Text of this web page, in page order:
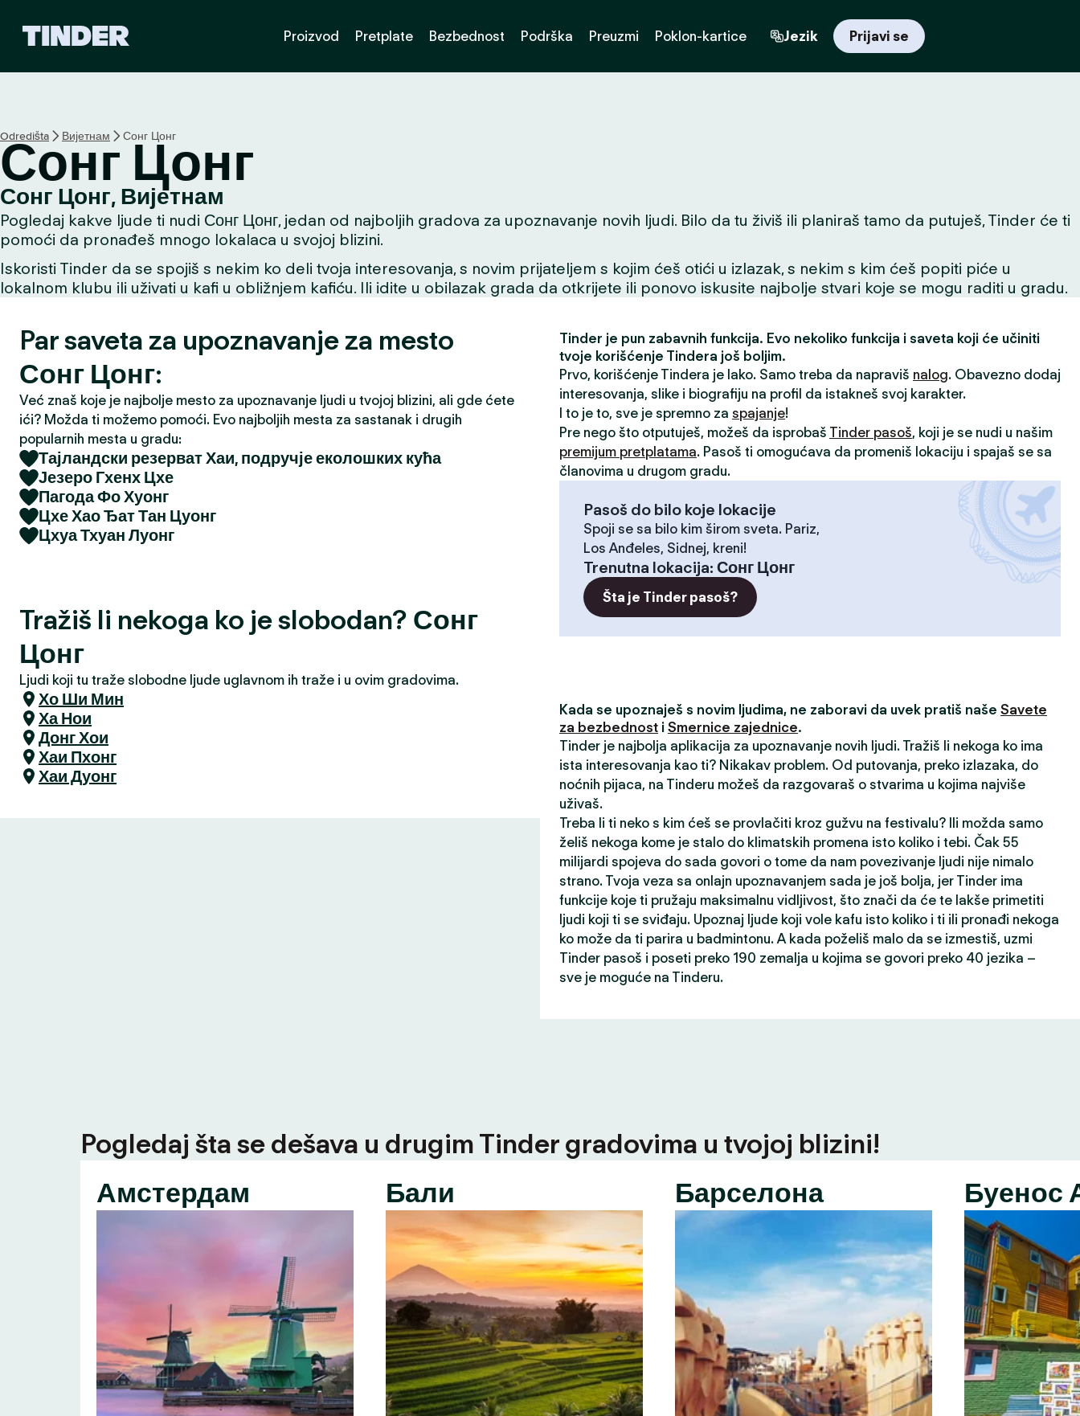
p
t
n
a
t
r
i
c
a
Proizvod Pretplate Bezbednost Podrška Preuzmi Poklon-kartice Jezik Prijavi se
Odredišta Вијетнам Сонг Цонг
Сонг Цонг
Сонг Цонг, Вијетнам
Pogledaj kakve ljude ti nudi Сонг Цонг, jedan od najboljih gradova za upoznavanje novih ljudi. Bilo da tu živiš ili planiraš tamo da putuješ, Tinder će ti
pomoći da pronađeš mnogo lokalaca u svojoj blizini.
Iskoristi Tinder da se spojiš s nekim ko deli tvoja interesovanja, s novim prijateljem s kojim ćeš otići u izlazak, s nekim s kim ćeš popiti piće u
lokalnom klubu ili uživati u kafi u obližnjem kafiću. Ili idite u obilazak grada da otkrijete ili ponovo iskusite najbolje stvari koje se mogu raditi u gradu.
Par saveta za upoznavanje za mesto
Сонг Цонг:
Već znaš koje je najbolje mesto za upoznavanje ljudi u tvojoj blizini, ali gde ćete
ići? Možda ti možemo pomoći. Evo najboljih mesta za sastanak i drugih
popularnih mesta u gradu:
Тајландски резерват Хаи, подручје еколошких кућа
Језеро Гхенх Цхе
Пагода Фо Хуонг
Цхе Хао Ђат Тан Цуонг
Цхуа Тхуан Луонг
Tražiš li nekoga ko je slobodan? Сонг
Цонг
Ljudi koji tu traže slobodne ljude uglavnom ih traže i u ovim gradovima.
Хо Ши Мин
Ха Нои
Донг Хои
Хаи Пхонг
Хаи Дуонг
Tinder je pun zabavnih funkcija. Evo nekoliko funkcija i saveta koji će učiniti
tvoje korišćenje Tindera još boljim.
Prvo, korišćenje Tindera je lako. Samo treba da napraviš nalog. Obavezno dodaj
interesovanja, slike i biografiju na profil da istakneš svoj karakter.
I to je to, sve je spremno za spajanje!
Pre nego što otputuješ, možeš da isprobaš Tinder pasoš, koji je se nudi u našim
premijum pretplatama. Pasoš ti omogućava da promeniš lokaciju i spajaš se sa
članovima u drugom gradu.
Pasoš do bilo koje lokacije
Spoji se sa bilo kim širom sveta. Pariz,
Los Anđeles, Sidnej, kreni!
Trenutna lokacija: Сонг Цонг
Šta je Tinder pasoš?
Kada se upoznaješ s novim ljudima, ne zaboravi da uvek pratiš naše Savete
za bezbednost i Smernice zajednice.
Tinder je najbolja aplikacija za upoznavanje novih ljudi. Tražiš li nekoga ko ima
ista interesovanja kao ti? Nikakav problem. Od putovanja, preko izlazaka, do
noćnih pijaca, na Tinderu možeš da razgovaraš o stvarima u kojima najviše
uživaš.
Treba li ti neko s kim ćeš se provlačiti kroz gužvu na festivalu? Ili možda samo
želiš nekoga kome je stalo do klimatskih promena isto koliko i tebi. Čak 55
milijardi spojeva do sada govori o tome da nam povezivanje ljudi nije nimalo
strano. Tvoja veza sa onlajn upoznavanjem sada je još bolja, jer Tinder ima
funkcije koje ti pružaju maksimalnu vidljivost, što znači da će te lakše primetiti
ljudi koji ti se sviđaju. Upoznaj ljude koji vole kafu isto koliko i ti ili pronađi nekoga
ko može da ti parira u badmintonu. A kada poželiš malo da se izmestiš, uzmi
Tinder pasoš i poseti preko 190 zemalja u kojima se govori preko 40 jezika –
sve je moguće na Tinderu.
Pogledaj šta se dešava u drugim Tinder gradovima u tvojoj blizini!
Амстердам
Бали Барселона Буенос